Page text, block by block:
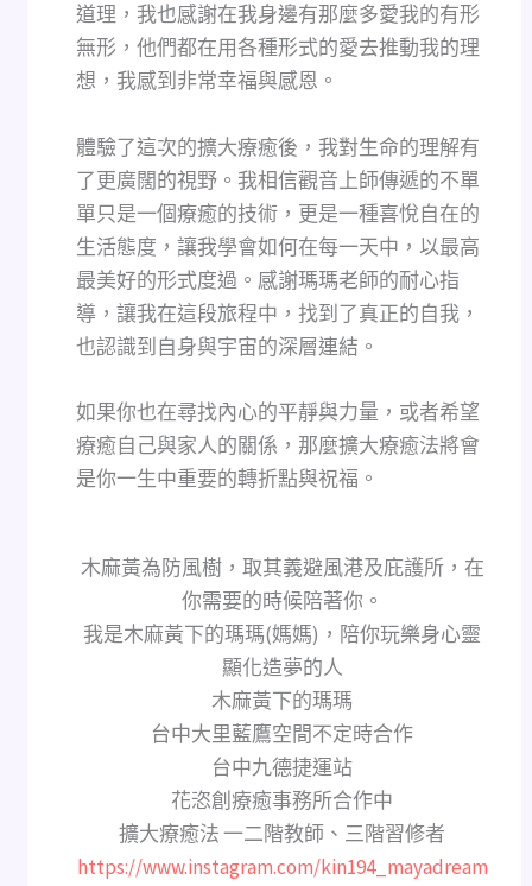
道理，我也感謝在我身邊有那麼多愛我的有形
無形，他們都在用各種形式的愛去推動我的理
想，我感到非常幸福與感恩。
體驗了這次的擴大療癒後，我對生命的理解有
了更廣闊的視野。我相信觀音上師傳遞的不單
單只是一個療癒的技術，更是一種喜悅自在的
生活態度，讓我學會如何在每一天中，以最高
最美好的形式度過。感謝瑪瑪老師的耐心指
導，讓我在這段旅程中，找到了真正的自我，
也認識到自身與宇宙的深層連結。
如果你也在尋找內心的平靜與力量，或者希望
療癒自己與家人的關係，那麼擴大療癒法將會
是你一生中重要的轉折點與祝福。
木麻黃為防風樹，取其義避風港及庇護所，在
你需要的時候陪著你。
我是木麻黃下的瑪瑪(媽媽)，陪你玩樂身心靈
顯化造夢的人
木麻黃下的瑪瑪
台中大里藍鷹空間不定時合作
台中九德捷運站
花恣創療癒事務所合作中
擴大療癒法 一二階教師、三階習修者
https://www.instagram.com/kin194_mayadream